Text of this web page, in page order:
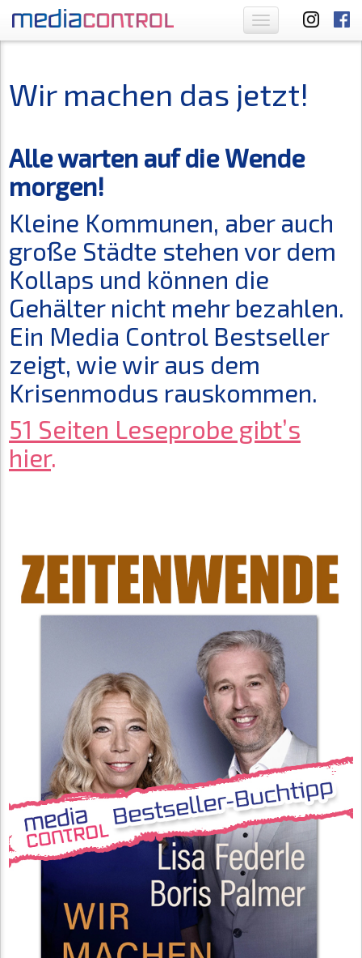
Toggle
navigation
Wir machen das jetzt!
Alle warten auf die Wende
morgen!
Kleine Kommunen, aber auch
große Städte stehen vor dem
Kollaps und können die
Gehälter nicht mehr bezahlen.
Ein Media Control Bestseller
zeigt, wie wir aus dem
Krisenmodus rauskommen.
51 Seiten Leseprobe gibt’s
hier.